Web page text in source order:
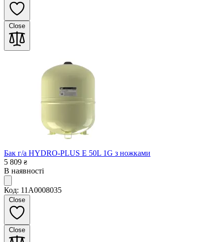
Close
Бак г/а HYDRO-PLUS E 50L 1G з ножками
5 809 ₴
В наявності
Код: 11A0008035
Close
Close